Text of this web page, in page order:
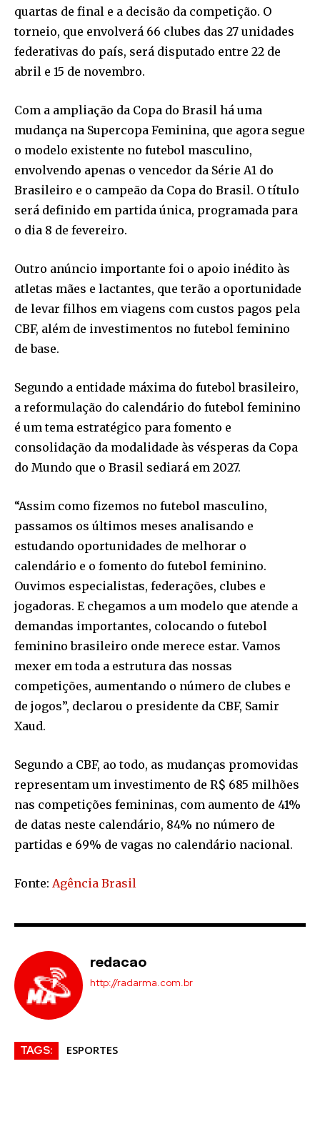
quartas de final e a decisão da competição. O
torneio, que envolverá 66 clubes das 27 unidades
federativas do país, será disputado entre 22 de
abril e 15 de novembro.
Com a ampliação da Copa do Brasil há uma
mudança na Supercopa Feminina, que agora segue
o modelo existente no futebol masculino,
envolvendo apenas o vencedor da Série A1 do
Brasileiro e o campeão da Copa do Brasil. O título
será definido em partida única, programada para
o dia 8 de fevereiro.
Outro anúncio importante foi o apoio inédito às
atletas mães e lactantes, que terão a oportunidade
de levar filhos em viagens com custos pagos pela
CBF, além de investimentos no futebol feminino
de base.
Segundo a entidade máxima do futebol brasileiro,
a reformulação do calendário do futebol feminino
é um tema estratégico para fomento e
consolidação da modalidade às vésperas da Copa
do Mundo que o Brasil sediará em 2027.
“Assim como fizemos no futebol masculino,
passamos os últimos meses analisando e
estudando oportunidades de melhorar o
calendário e o fomento do futebol feminino.
Ouvimos especialistas, federações, clubes e
jogadoras. E chegamos a um modelo que atende a
demandas importantes, colocando o futebol
feminino brasileiro onde merece estar. Vamos
mexer em toda a estrutura das nossas
competições, aumentando o número de clubes e
de jogos”, declarou o presidente da CBF, Samir
Xaud.
Segundo a CBF, ao todo, as mudanças promovidas
representam um investimento de R$ 685 milhões
nas competições femininas, com aumento de 41%
de datas neste calendário, 84% no número de
partidas e 69% de vagas no calendário nacional.
Fonte: Agência Brasil
redacao
http://radarma.com.br
TAGS: ESPORTES